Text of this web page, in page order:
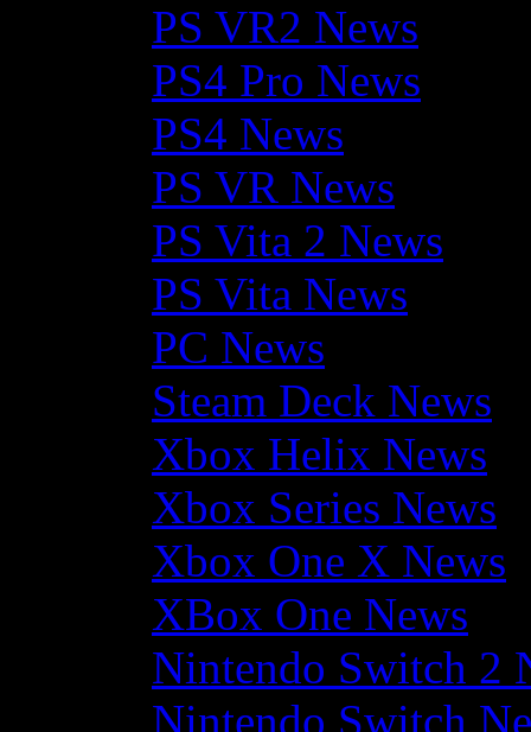
PS VR2 News
PS4 Pro News
PS4 News
PS VR News
PS Vita 2 News
PS Vita News
PC News
Steam Deck News
Xbox Helix News
Xbox Series News
Xbox One X News
XBox One News
Nintendo Switch 2
Nintendo Switch